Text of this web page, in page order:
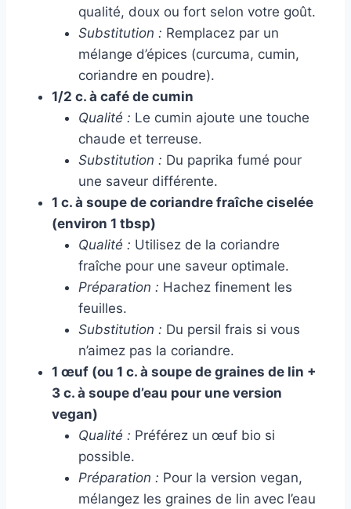
qualité, doux ou fort selon votre goût.
Substitution : Remplacez par un
mélange d’épices (curcuma, cumin,
coriandre en poudre).
1/2 c. à café de cumin
Qualité : Le cumin ajoute une touche
chaude et terreuse.
Substitution : Du paprika fumé pour
une saveur différente.
1 c. à soupe de coriandre fraîche ciselée
(environ 1 tbsp)
Qualité : Utilisez de la coriandre
fraîche pour une saveur optimale.
Préparation : Hachez finement les
feuilles.
Substitution : Du persil frais si vous
n’aimez pas la coriandre.
1 œuf (ou 1 c. à soupe de graines de lin +
3 c. à soupe d’eau pour une version
vegan)
Qualité : Préférez un œuf bio si
possible.
Préparation : Pour la version vegan,
mélangez les graines de lin avec l’eau